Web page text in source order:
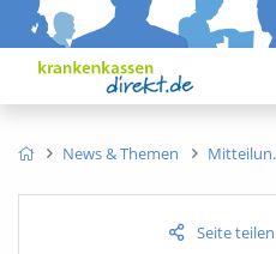
News & Themen Mitteilun
Seite teilen